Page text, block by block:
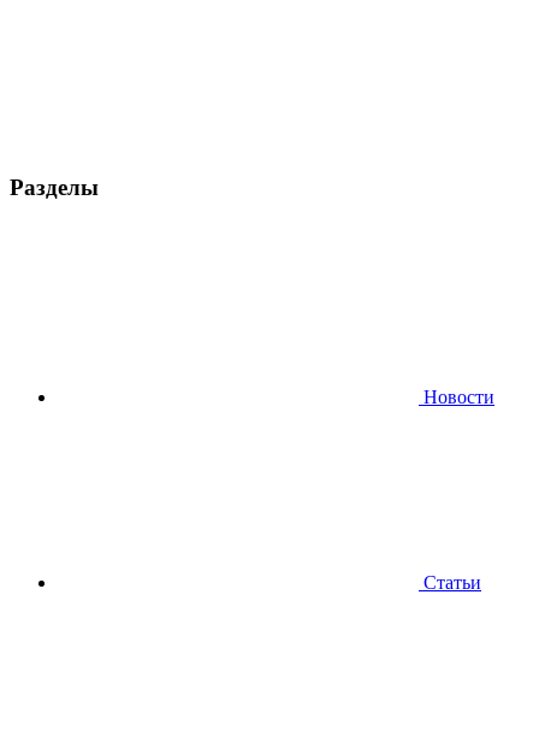
Разделы
Новости
Статьи